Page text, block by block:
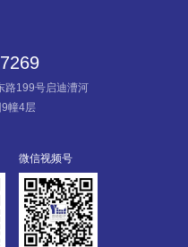
路199号启迪漕河
幢4层
微信视频号